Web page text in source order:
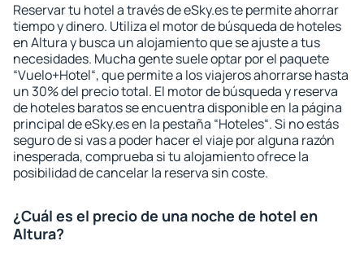
Reservar tu hotel a través de eSky.es te permite ahorrar
tiempo y dinero. Utiliza el motor de búsqueda de hoteles
en Altura y busca un alojamiento que se ajuste a tus
necesidades. Mucha gente suele optar por el paquete
“Vuelo+Hotel“, que permite a los viajeros ahorrarse hasta
un 30% del precio total. El motor de búsqueda y reserva
de hoteles baratos se encuentra disponible en la página
principal de eSky.es en la pestaña “Hoteles“. Si no estás
seguro de si vas a poder hacer el viaje por alguna razón
inesperada, comprueba si tu alojamiento ofrece la
posibilidad de cancelar la reserva sin coste.
¿Cuál es el precio de una noche de hotel en
Altura?